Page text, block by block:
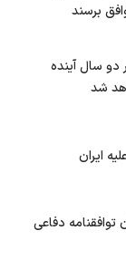
برسند
دو سال آینده
شد
ایران
توافقنامه دفاعی